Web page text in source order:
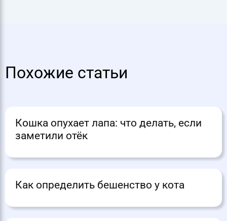
Похожие статьи
Кошка опухает лапа: что делать, если
заметили отёк
Как определить бешенство у кота